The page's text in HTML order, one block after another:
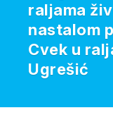
raljama
nastalom
Cvek u
Ugrešić